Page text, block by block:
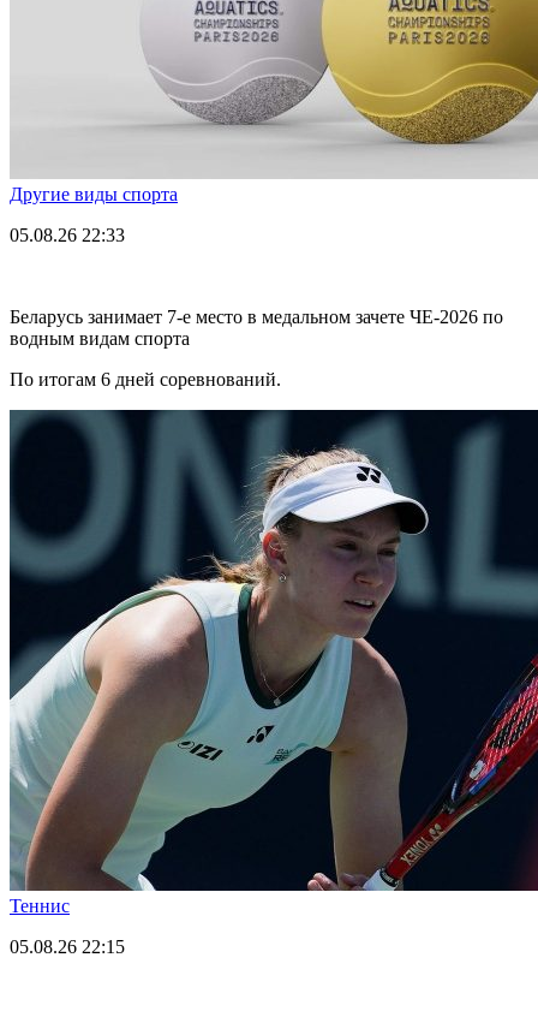
Другие виды спорта
05.08.26 22:33
Беларусь занимает 7-е место в медальном зачете ЧЕ-2026 по
водным видам спорта
По итогам 6 дней соревнований.
Теннис
05.08.26 22:15